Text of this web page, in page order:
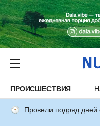
ПРОИСШЕСТВИЯ
Провели подряд дней